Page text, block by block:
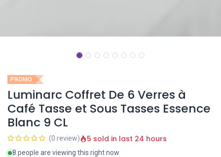
PROMO
Luminarc Coffret De 6 Verres à
Café Tasse et Sous Tasses Essence
Blanc 9 CL
(0 review) 5 sold in last 24 hours
8 people are viewing this right now